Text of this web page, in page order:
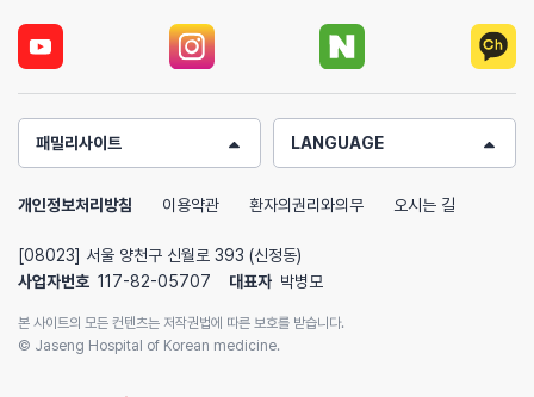
패밀리사이트 LANGUAGE
개인정보처리방침 이용약관 환자의권리와의무 오시는 길
[08023] 서울 양천구 신월로 393 (신정동)
사업자번호 117-82-05707 대표자 박병모
본 사이트의 모든 컨텐츠는 저작권법에 따른 보호를 받습니다.
© Jaseng Hospital of Korean medicine.